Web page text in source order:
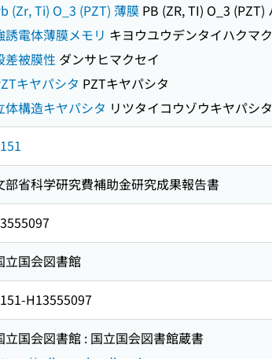
(Zr, Ti) O_3 (PZT) 薄膜 PB (ZR, TI) O_3 (PZT)
誘電体薄膜メモリ キヨウユウデンタイハクマ
差被膜性 ダンサヒマクセイ
キヤパシタ PZTキヤパシタ
体構造キヤパシタ リツタイコウゾウキヤパシタ
部省科学研究費補助金研究成果報告書
立国会図書館
H13555097
立国会図書館 : 国立国会図書館蔵書